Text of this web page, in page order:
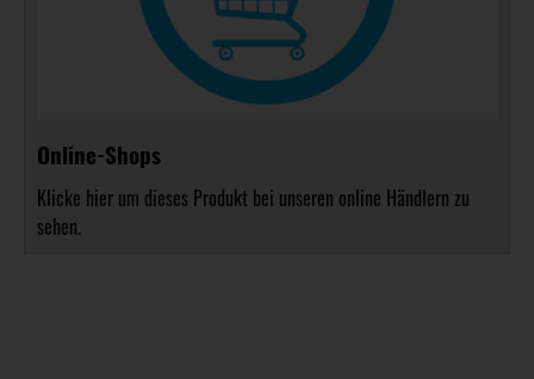
Online-Shops
Klicke hier um dieses Produkt bei unseren online Händlern zu
sehen.